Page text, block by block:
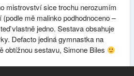
mistrovství sice trochu nerozumím
mě malinko podhodnoceno –
vlastně jedno. Sestava obsahuje
Defacto jediná gymnastka na
obtížnou sestavu, Simone Biles